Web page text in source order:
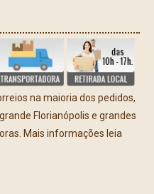
na maioria dos pedidos,
Florianópolis e grandes
Mais informações leia